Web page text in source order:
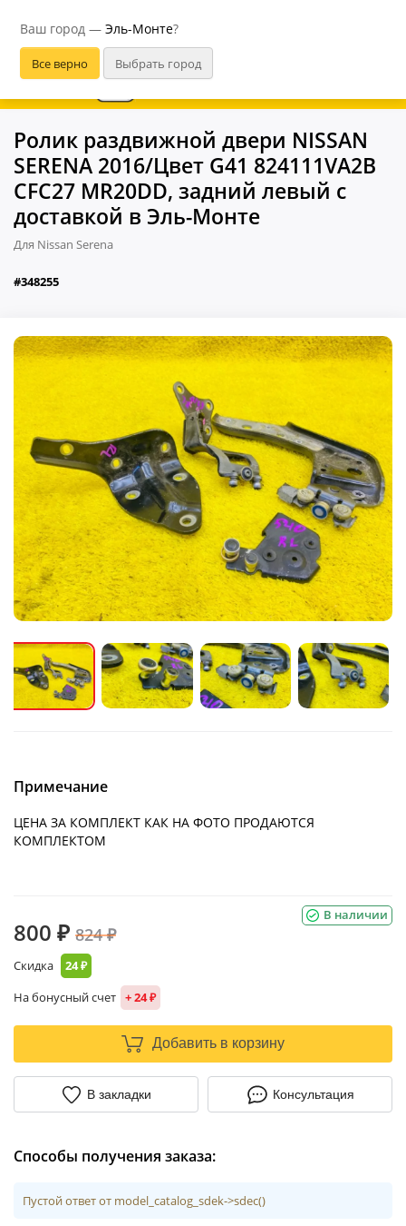
Ваш город — Эль-Монте?
В приложении удобнее
Ролик раздвижной двери NISSAN
SERENA 2016/Цвет G41 824111VA2B
CFC27 MR20DD, задний левый с
доставкой в Эль-Монте
Для Nissan Serena
#348255
Примечание
ЦЕНА ЗА КОМПЛЕКТ КАК НА ФОТО ПРОДАЮТСЯ
КОМПЛЕКТОМ
В наличии
800 ₽ 824 ₽
Скидка 24 ₽
На бонусный счет + 24 ₽
Добавить в корзину
В закладки Консультация
Способы получения заказа:
Пустой ответ от model_catalog_sdek->sdec()